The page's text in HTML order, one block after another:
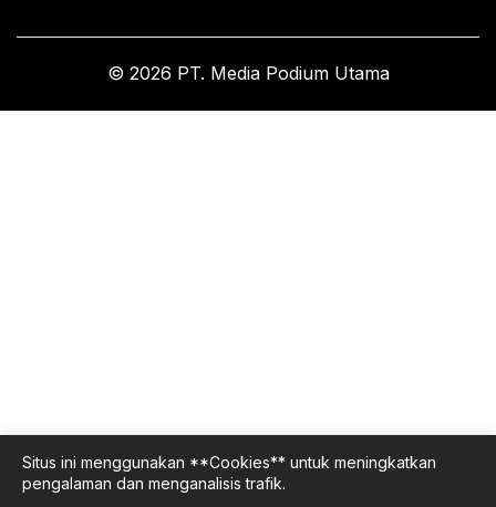
© 2026 PT. Media Podium Utama
Situs ini menggunakan **Cookies** untuk meningkatkan
pengalaman dan menganalisis trafik.